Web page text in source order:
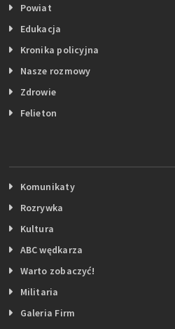
Powiat
Edukacja
Kronika policyjna
Nasze rozmowy
Zdrowie
Felieton
Komunikaty
Rozrywka
Kultura
ABC wędkarza
Warto zobaczyć!
Militaria
Galeria Firm